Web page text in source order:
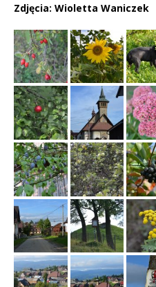
Zdjęcia: Wioletta Waniczek